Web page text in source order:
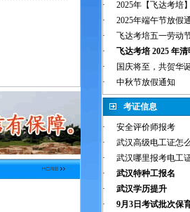
·
2025年【飞达考培
·
2025年端午节放假
·
飞达考培五一劳动
·
飞达考培 2025 年
·
国庆将至，共贺华
·
中秋节放假通知
考证信息
·
安全评价师报考
·
武汉高级电工证怎
·
武汉哪里报考电工
·
武汉特种工报名
·
武汉学历提升
·
9月3日考试批次保